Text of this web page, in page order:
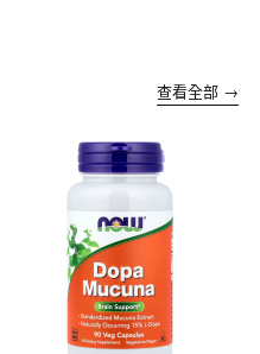
查看全部 →